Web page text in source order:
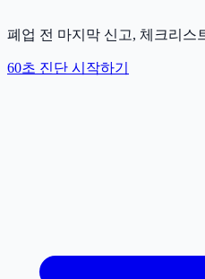
폐업 전 마지막 신고, 체크리스
60초 진단 시작하기